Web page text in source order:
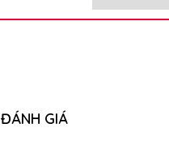
ĐÁNH GIÁ